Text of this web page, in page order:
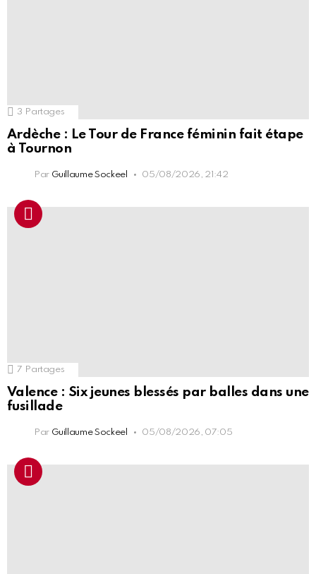
3 Partages
Ardèche : Le Tour de France féminin fait étape
à Tournon
Par Guillaume Sockeel 05/08/2026, 21:42
7 Partages
Valence : Six jeunes blessés par balles dans une
fusillade
Par Guillaume Sockeel 05/08/2026, 07:05